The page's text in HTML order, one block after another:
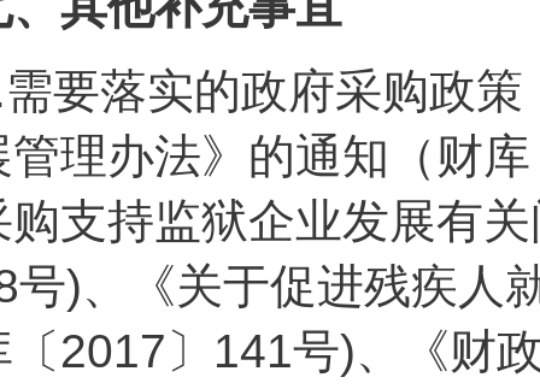
需要落实的政府采购政
管理办法》的通知（财
购支持监狱企业发展有
号)、《关于促进残疾人
〔2017〕141号)、《财